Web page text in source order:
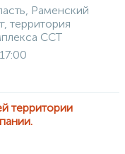
Раменский
территория
ССТ
территории